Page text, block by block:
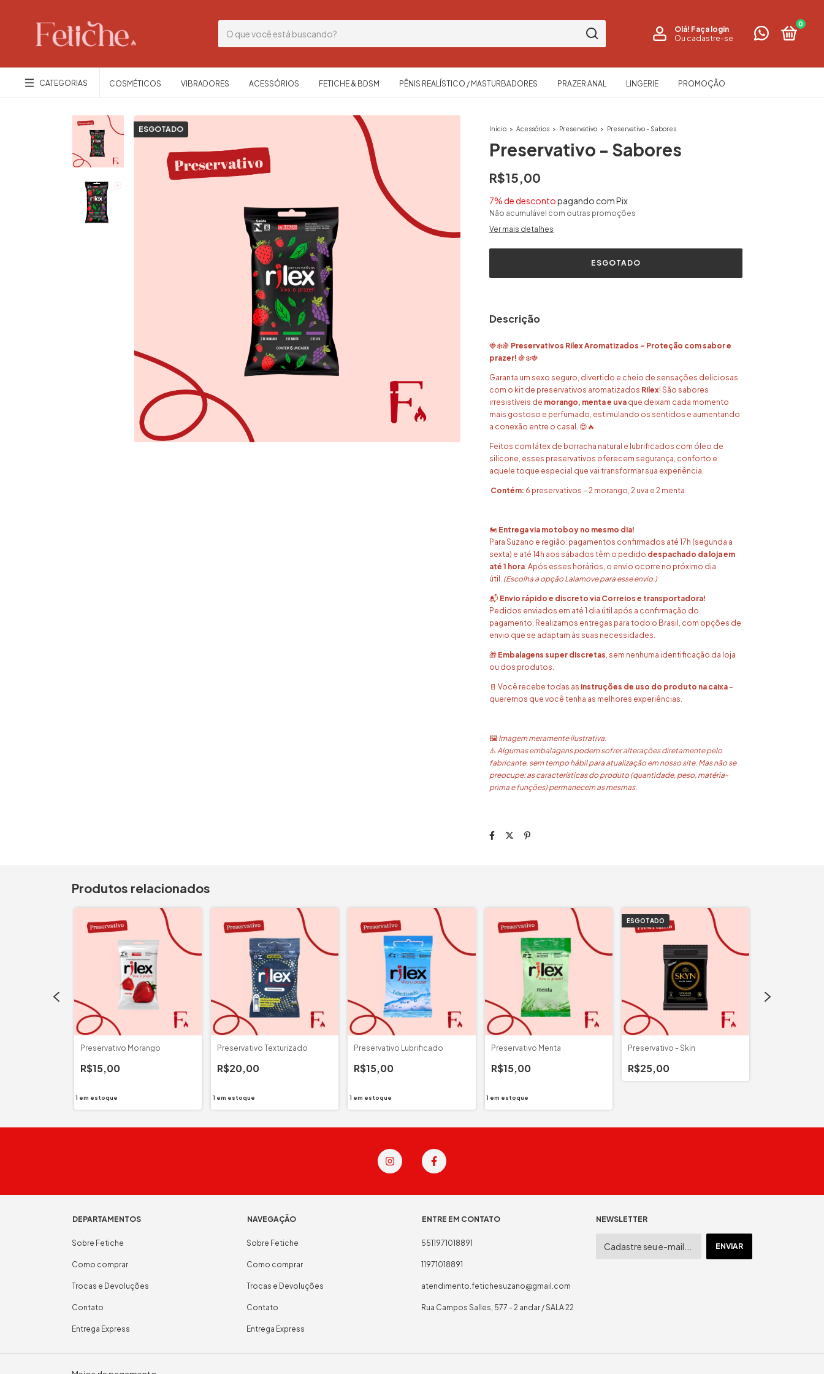
Olá! Faça login
Ou cadastre-se
0
CATEGORIAS COSMÉTICOS VIBRADORES ACESSÓRIOS FETICHE & BDSM PÊNIS REALÍSTICO / MASTURBADORES PRAZER ANAL LINGERIE PROMOÇÃO
ESGOTADO Início > Acessórios > Preservativo > Preservativo - Sabores
Preservativo - Sabores
R$15,00
7% de descontopagando com Pix
Não acumulável com outras promoções
Ver mais detalhes
Descrição
🍓❄️🍇 Preservativos Rilex Aromatizados – Proteção com sabor e
prazer! 🍇❄️🍓
Garanta um sexo seguro, divertido e cheio de sensações deliciosas
com o kit de preservativos aromatizados Rilex! São sabores
irresistíveis de morango, menta e uva que deixam cada momento
mais gostoso e perfumado, estimulando os sentidos e aumentando
a conexão entre o casal. 😍🔥
Feitos com látex de borracha natural e lubrificados com óleo de
silicone, esses preservativos oferecem segurança, conforto e
aquele toque especial que vai transformar sua experiência.
Contém: 6 preservativos – 2 morango, 2 uva e 2 menta.
🏍️ Entrega via motoboy no mesmo dia!
Para Suzano e região: pagamentos confirmados até 17h (segunda a
sexta) e até 14h aos sábados têm o pedido despachado da loja em
até 1 hora. Após esses horários, o envio ocorre no próximo dia
útil. (Escolha a opção Lalamove para esse envio.)
📬 Envio rápido e discreto via Correios e transportadora!
Pedidos enviados em até 1 dia útil após a confirmação do
pagamento. Realizamos entregas para todo o Brasil, com opções de
envio que se adaptam às suas necessidades.
🎁 Embalagens super discretas, sem nenhuma identificação da loja
ou dos produtos.
📄 Você recebe todas as instruções de uso do produto na caixa –
queremos que você tenha as melhores experiências.
🖼️ Imagem meramente ilustrativa.
⚠️Algumas embalagens podem sofrer alterações diretamente pelo
fabricante, sem tempo hábil para atualização em nosso site. Mas não se
preocupe: as características do produto (quantidade, peso, matéria-
prima e funções) permanecem as mesmas.
Produtos relacionados
Preservativo Morango
R$15,00
1 em estoque
Preservativo Texturizado
R$20,00
1 em estoque
Preservativo Lubrificado
R$15,00
1 em estoque
Preservativo Menta
R$15,00
1 em estoque
ESGOTADO
Preservativo - Skin
R$25,00
DEPARTAMENTOS
Sobre Fetiche
Como comprar
Trocas e Devoluções
Contato
Entrega Express
NAVEGAÇÃO
Sobre Fetiche
Como comprar
Trocas e Devoluções
Contato
Entrega Express
ENTRE EM CONTATO
5511971018891
11971018891
atendimento.fetichesuzano@gmail.com
Rua Campos Salles, 577 - 2 andar / SALA 22
NEWSLETTER